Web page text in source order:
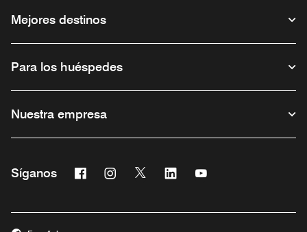
Mejores destinos
Para los huéspedes
Nuestra empresa
Síganos Facebook
Abre una ventana nueva
Instagram
Abre una ventana nueva
Twitter
Abre una ventana nueva
Linkedin
Abre una ventana nueva
Abre una ventana